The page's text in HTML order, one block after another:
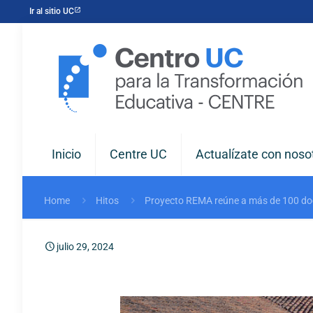
Ir al sitio UC
Inicio Centre UC Actualízate con
Home Hitos Proyecto REMA reúne a más de 100
julio 29, 2024